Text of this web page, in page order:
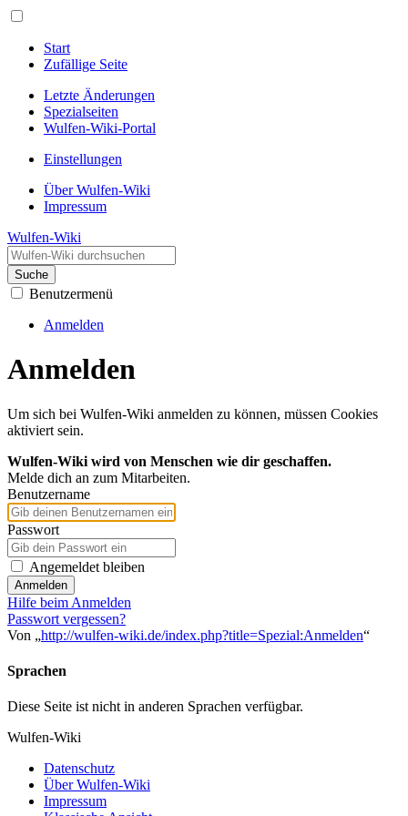
Start
Zufällige Seite
Letzte Änderungen
Spezialseiten
Wulfen-Wiki-Portal
Einstellungen
Über Wulfen-Wiki
Impressum
Wulfen-Wiki
Suche
Benutzermenü
Anmelden
Anmelden
Um sich bei Wulfen-Wiki anmelden zu können, müssen Cookies
aktiviert sein.
Wulfen-Wiki wird von Menschen wie dir geschaffen.
Melde dich an zum Mitarbeiten.
Benutzername
Passwort
Angemeldet bleiben
Anmelden
Hilfe beim Anmelden
Passwort vergessen?
Von „http://wulfen-wiki.de/index.php?title=Spezial:Anmelden“
Sprachen
Diese Seite ist nicht in anderen Sprachen verfügbar.
Wulfen-Wiki
Datenschutz
Über Wulfen-Wiki
Impressum